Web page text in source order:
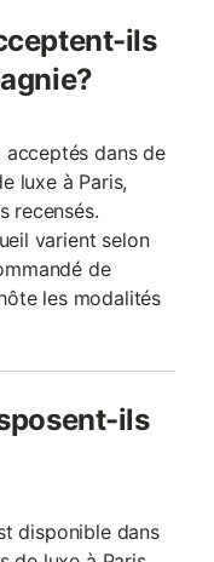
ils
acceptés dans de
luxe à Paris,
recensés.
varient selon
de
les modalités
ils
disponible dans